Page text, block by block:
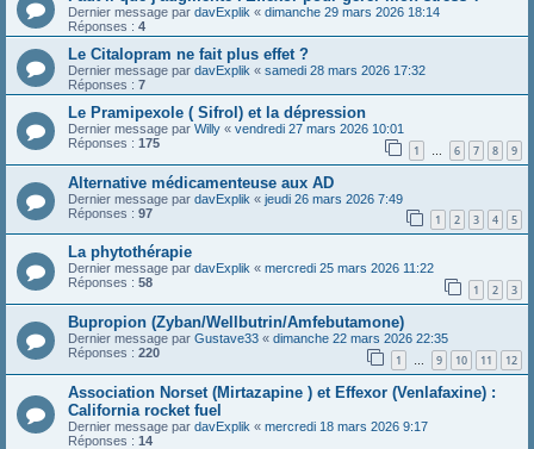
Dernier message par davExplik « dimanche 29 mars 2026 18:14
Réponses : 4
Le Citalopram ne fait plus effet ?
Dernier message par davExplik « samedi 28 mars 2026 17:32
Réponses : 7
Le Pramipexole ( Sifrol) et la dépression
Dernier message par Willy « vendredi 27 mars 2026 10:01
Réponses : 175 1 … 6 7 8 9
Alternative médicamenteuse aux AD
Dernier message par davExplik « jeudi 26 mars 2026 7:49
Réponses : 97 1 2 3 4 5
La phytothérapie
Dernier message par davExplik « mercredi 25 mars 2026 11:22
Réponses : 58 1 2 3
Bupropion (Zyban/Wellbutrin/Amfebutamone)
Dernier message par Gustave33 « dimanche 22 mars 2026 22:35
Réponses : 220 1 … 9 10 11 12
Association Norset (Mirtazapine ) et Effexor (Venlafaxine) :
California rocket fuel
Dernier message par davExplik « mercredi 18 mars 2026 9:17
Réponses : 14